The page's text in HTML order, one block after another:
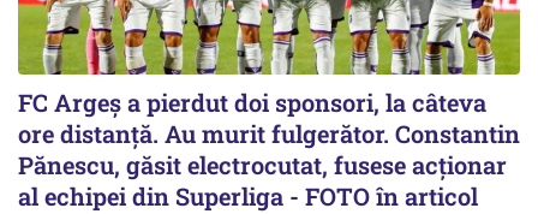
FC Argeș a pierdut doi sponsori, la câteva
ore distanță. Au murit fulgerător. Constantin
Pănescu, găsit electrocutat, fusese acționar
al echipei din Superliga - FOTO în articol